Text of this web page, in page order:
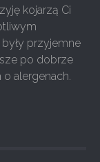
kojarzą Ci
przyjemne
po dobrze
alergenach.